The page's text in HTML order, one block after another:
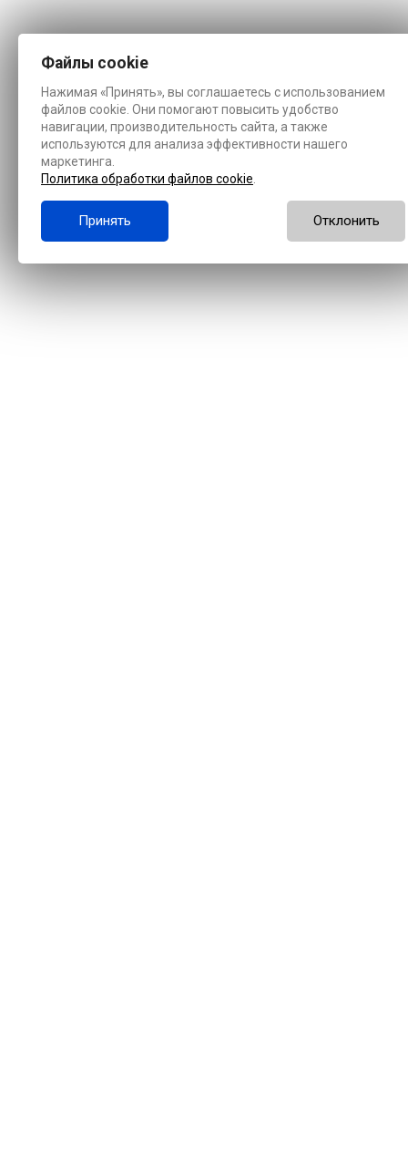
Файлы cookie
Нажимая «Принять», вы соглашаетесь с использованием
файлов cookie. Они помогают повысить удобство
навигации, производительность сайта, а также
используются для анализа эффективности нашего
маркетинга.
Политика обработки файлов cookie
Принять Отклонить